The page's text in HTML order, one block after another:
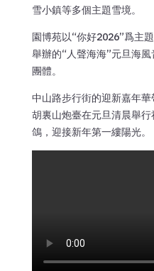
雪小鎮等多個主題雪境。
園博苑以“你好2026”爲主
舉辦的“人聲海海”元旦海
團體。
中山路步行街的迎新嘉年華
胡裏山炮臺在元旦清晨舉
鴿，迎接新年第一縷陽光。